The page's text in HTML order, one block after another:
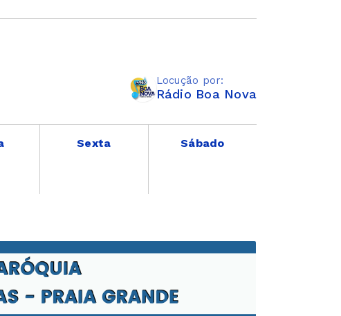
Locução por:
Rádio Boa Nova
Sexta Sábado